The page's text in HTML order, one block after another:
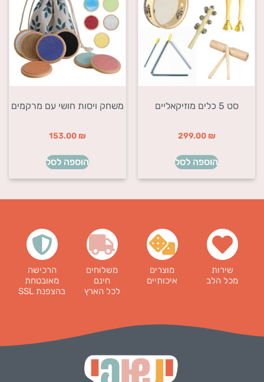
סט 5 כלים מוזיקאליים
299.00 ₪
הוספה לסל
משחק ויסות חושי עם מרקמים
153.00 ₪
הוספה לסל
שירות
מכל הלב
מוצרים
איכותיים
משלוחים
חינם
לכל הארץ
הרכישה
מאובטחת
בהצפנת SSL